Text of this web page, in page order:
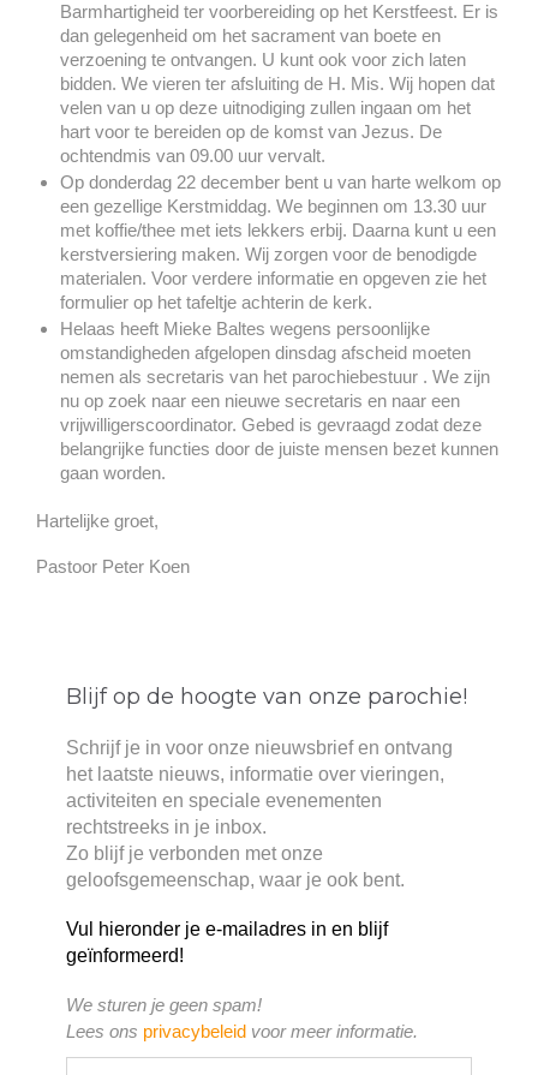
Barmhartigheid ter voorbereiding op het Kerstfeest. Er is
dan gelegenheid om het sacrament van boete en
verzoening te ontvangen. U kunt ook voor zich laten
bidden. We vieren ter afsluiting de H. Mis. Wij hopen dat
velen van u op deze uitnodiging zullen ingaan om het
hart voor te bereiden op de komst van Jezus. De
ochtendmis van 09.00 uur vervalt.
Op donderdag 22 december bent u van harte welkom op
een gezellige Kerstmiddag. We beginnen om 13.30 uur
met koffie/thee met iets lekkers erbij. Daarna kunt u een
kerstversiering maken. Wij zorgen voor de benodigde
materialen. Voor verdere informatie en opgeven zie het
formulier op het tafeltje achterin de kerk.
Helaas heeft Mieke Baltes wegens persoonlijke
omstandigheden afgelopen dinsdag afscheid moeten
nemen als secretaris van het parochiebestuur . We zijn
nu op zoek naar een nieuwe secretaris en naar een
vrijwilligerscoordinator. Gebed is gevraagd zodat deze
belangrijke functies door de juiste mensen bezet kunnen
gaan worden.
Hartelijke groet,
Pastoor Peter Koen
Blijf op de hoogte van onze parochie!
Schrijf je in voor onze nieuwsbrief en ontvang
het laatste nieuws, informatie over vieringen,
activiteiten en speciale evenementen
rechtstreeks in je inbox.
Zo blijf je verbonden met onze
geloofsgemeenschap, waar je ook bent.
Vul hieronder je e-mailadres in en blijf
geïnformeerd!
We sturen je geen spam!
Lees ons privacybeleid voor meer informatie.